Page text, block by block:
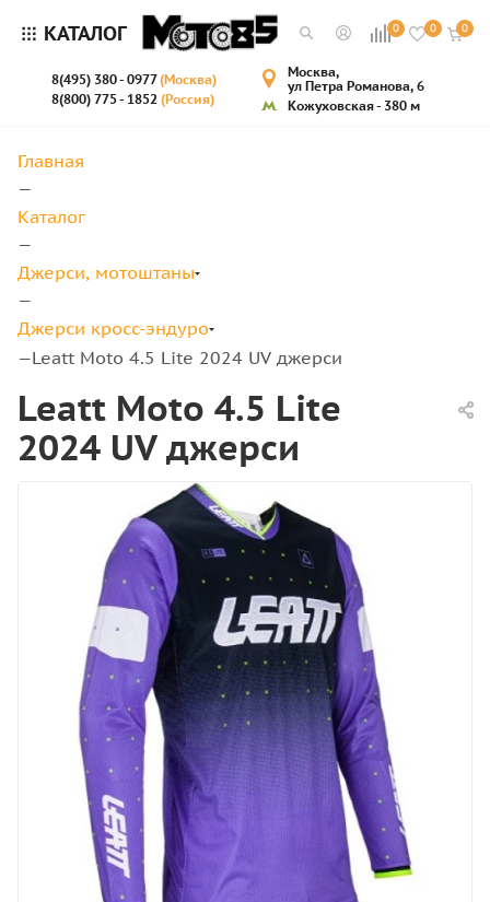
КАТАЛОГ 0 0 0
8(495) 380 - 0977(Москва)
8(800) 775 - 1852 (Россия)
Москва,
ул Петра Романова, 6
Кожуховская - 380 м
Главная
—
Каталог
—
Джерси, мотоштаны
—
Джерси кросс-эндуро
—Leatt Moto 4.5 Lite 2024 UV джерси
Leatt Moto 4.5 Lite
2024 UV джерси